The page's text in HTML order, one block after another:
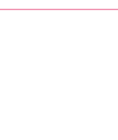
7,857円（税込）